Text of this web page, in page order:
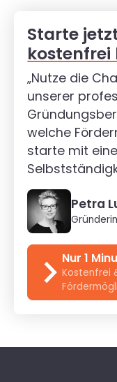
Starte
kostenfrei
„Nutze die
unserer
welche
starte mit
Petra
Nur 1
Kostenfrei